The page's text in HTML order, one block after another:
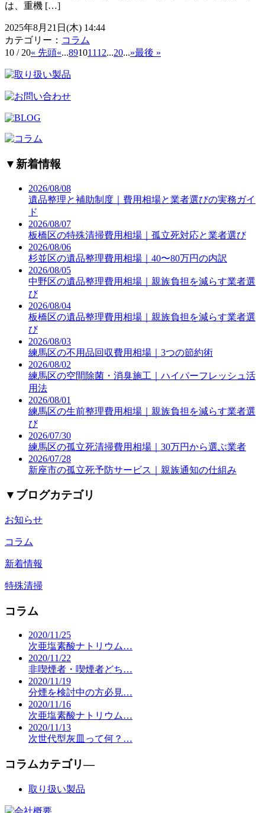
は、重機 […]
2025年8月21日(木) 14:44
カテゴリー： コラム
10 / 20« 先頭«...891011 12...20...»最後 »
▼ 新着情報
2026/08/08
遺品整理と補助制度｜費用相場と業者選びの実務ガイ
ド
2026/08/07
板橋区の特殊清掃費用相場｜孤立死対応と業者選び
2026/08/06
杉並区の遺品整理費用相場｜40〜80万円の内訳
2026/08/05
中野区の遺品整理費用相場｜親族負担を減らす業者選
び
2026/08/04
板橋区の遺品整理費用相場｜親族負担を減らす業者選
び
2026/08/03
練馬区の不用品回収費用相場｜3つの節約術
2026/08/02
練馬区の空間除菌・消臭施工｜ハイパーフレッシュ活
用法
2026/08/01
練馬区の生前整理費用相場｜親族負担を減らす業者選
び
2026/07/30
練馬区の孤立死清掃費用相場｜30万円から選ぶ業者
2026/07/28
新座市の孤立死予防サービス｜親族通知の仕組み
▼ ブログカテゴリ
お知らせ
コラム
新着情報
特殊清掃
コラム
2020/11/25
次亜塩素酸ナトリウム…
2020/11/22
非喫煙者・喫煙者どち…
2020/11/19
分煙を検討中の方必見…
2020/11/16
次亜塩素酸ナトリウム…
2020/11/13
次世代型灰皿って何？…
コラムカテゴリ―
取り扱い製品